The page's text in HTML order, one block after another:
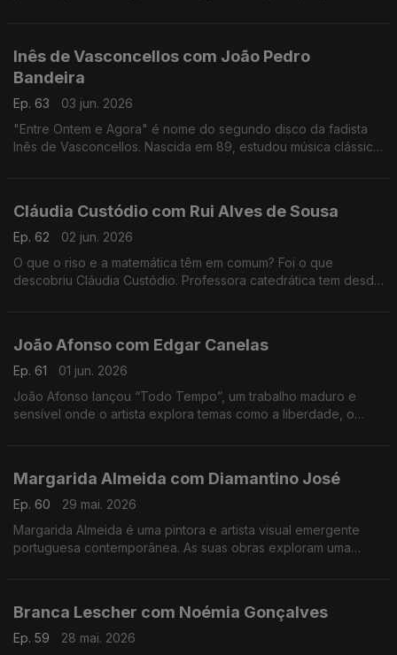
Inês de Vasconcellos com João Pedro
Bandeira
Ep. 63
03 jun. 2026
"Entre Ontem e Agora" é nome do segundo disco da fadista
Inês de Vasconcellos. Nascida em 89, estudou música clássica,
Cláudia Custódio com Rui Alves de Sousa
Ep. 62
02 jun. 2026
O que o riso e a matemática têm em comum? Foi o que
descobriu Cláudia Custódio. Professora catedrática tem desde
João Afonso com Edgar Canelas
Ep. 61
01 jun. 2026
João Afonso lançou “Todo Tempo”, um trabalho maduro e
sensível onde o artista explora temas como a liberdade, o
Margarida Almeida com Diamantino José
Ep. 60
29 mai. 2026
Margarida Almeida é uma pintora e artista visual emergente
portuguesa contemporânea. As suas obras exploram uma
Branca Lescher com Noémia Gonçalves
Ep. 59
28 mai. 2026